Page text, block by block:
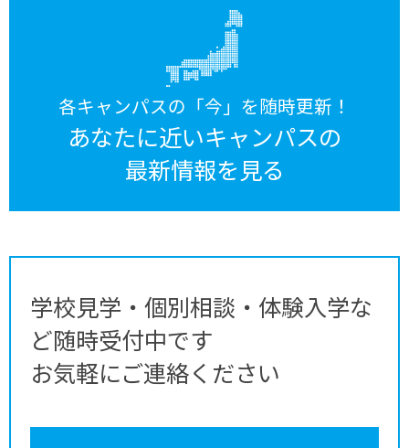
各キャンパスの「今」を随時更新！
あなたに近いキャンパスの
最新情報を見る
学校見学・個別相談・体験入学な
ど随時受付中です
お気軽にご連絡ください